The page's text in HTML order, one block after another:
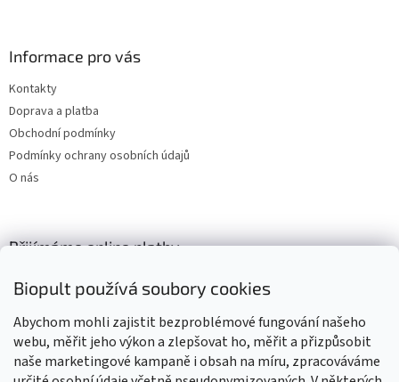
Biopult používá soubory cookies
Abychom mohli zajistit bezproblémové fungování našeho
webu, měřit jeho výkon a zlepšovat ho, měřit a přizpůsobit
naše marketingové kampaně i obsah na míru, zpracováváme
Informace pro vás
Kontakty
Doprava a platba
Obchodní podmínky
Podmínky ochrany osobních údajů
O nás
Přijímáme online platby
Výrobky označené BIO jsou certifikované kontrolní organizací CZ-